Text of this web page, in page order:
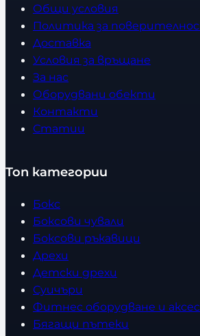
Общи условия
Политика за
Доставка
Условия за връщане
За нас
Оборудвани обекти
Контакти
Статии
Топ категории
Бокс
Боксови чували
Боксови ръкавици
Дрехи
Детски дрехи
Суичъри
Фитнес оборудване и
Бягащи пътеки